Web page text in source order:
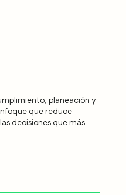
planeación y
que reduce
decisiones que más